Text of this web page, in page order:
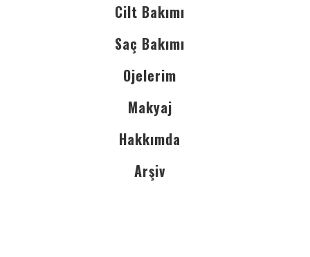
Cilt Bakımı
Saç Bakımı
Ojelerim
Makyaj
Hakkımda
Arşiv